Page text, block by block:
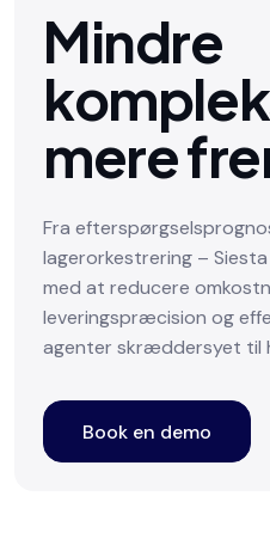
Mindre
mere
Fra
lagerorkestrering –
med at reducere
leveringspræcision og
agenter skræddersyet til
Book en demo